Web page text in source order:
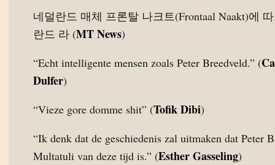
네덜란드 매체 프론탈 나크트(Frontaal Naakt)에
란드 라 (MT News)
“Echt intelligente mensen zoals Peter Breedveld.” (
Dulfer)
“Vieze gore domme shit” (Tofik Dibi)
“Ik denk dat de geschiedenis zal uitmaken dat Peter
Multatuli van deze tijd is.” (Esther Gasseling)